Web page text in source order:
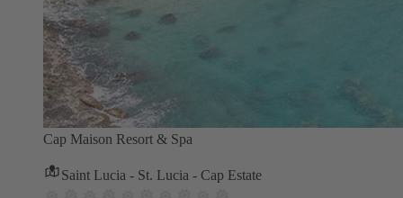
Cap Maison Resort & Spa
Saint Lucia - St. Lucia - Cap Estate